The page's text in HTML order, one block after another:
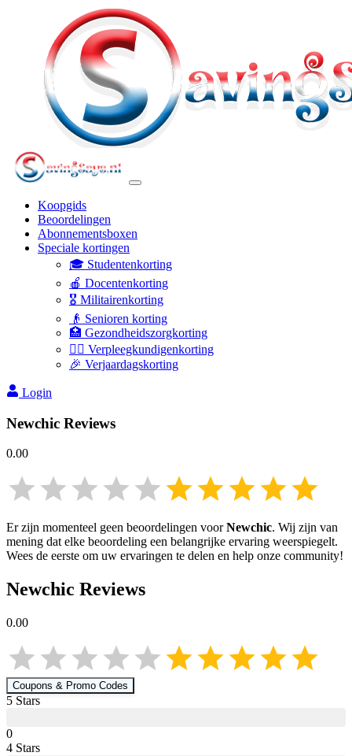
Koopgids
Beoordelingen
Abonnementsboxen
Speciale kortingen
🎓 Studentenkorting
🍎 Docentenkorting
🎖️ Militairenkorting
👴 Senioren korting
🏥 Gezondheidszorgkorting
👩‍⚕️ Verpleegkundigenkorting
🎉 Verjaardagskorting
Login
Newchic Reviews
0.00
Er zijn momenteel geen beoordelingen voorNewchic. Wij zijn van
mening dat elke beoordeling een belangrijke ervaring weerspiegelt.
Wees de eerste om uw ervaringen te delen en help onze community!
Newchic Reviews
0.00
Coupons & Promo Codes
5 Stars
0
4 Stars